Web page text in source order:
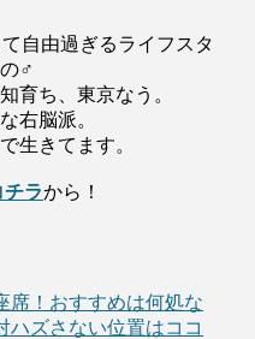
自由過ぎるライフスタ
♂
育ち、東京なう。
右脳派。
生きてます。
チラから！
席！おすすめは何処な
ハズさない位置はココ